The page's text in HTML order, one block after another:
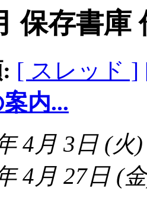
保存書庫
[ スレッド ]
内...
4月 3日 (火
4月 27日 (